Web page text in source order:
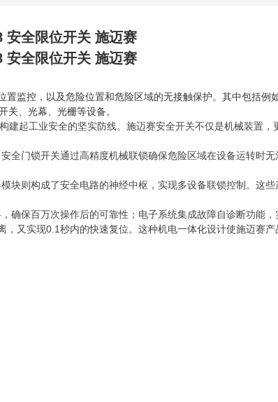
安全限位开关 施迈赛
安全限位开关 施迈赛
监控，以及危险位置和危险区域的无接触保护。其中包括例
关、光幕、光栅等设备。
起工业安全的坚实防线。施迈赛安全开关不仅是机械装置，
全门锁开关通过高精度机械联锁确保危险区域在设备运转时
块则构成了安全电路的神经中枢，实现多设备联锁控制。这
确保百万次操作后的可靠性；电子系统集成故障自诊断功能
又实现0.1秒内的快速复位。这种机电一体化设计使施迈赛